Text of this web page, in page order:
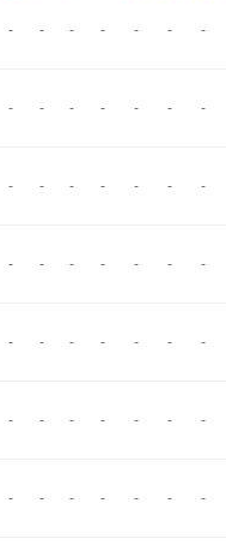
- - - - - - -
- - - - - - -
- - - - - - -
- - - - - - -
- - - - - - -
- - - - - - -
- - - - - - -